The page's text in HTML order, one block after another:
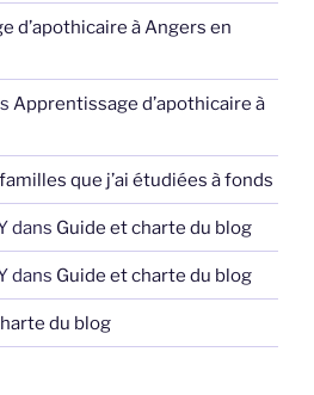
d’apothicaire à Angers en
Apprentissage d’apothicaire à
que j’ai étudiées à fonds
dans Guide et charte du blog
dans Guide et charte du blog
du blog